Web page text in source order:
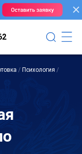
/ Психология /